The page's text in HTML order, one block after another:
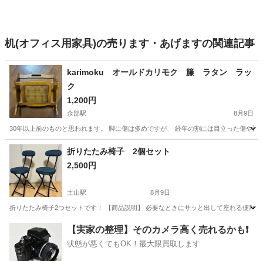
机(オフィス用家具)の売ります・あげますの関連記事
karimoku オールドカリモク 籐 ラタン ラッ
ク
1,200円
余部駅 8月9日
30年以上前のものと思われます。 脚に傷は多めですが、 経年の割には目立った傷
兵庫 姫路市 余部駅 収納家具 ラタン
折りたたみ椅子 2個セット
2,500円
土山駅 8月9日
折りたたみ椅子2つセットです！ 【商品説明】 必要なときにサッと出して座れる便利
土山駅 家具
【実家の整理】そのカメラ高く売れるかも❗️
状態が悪くてもOK！最大限買取します